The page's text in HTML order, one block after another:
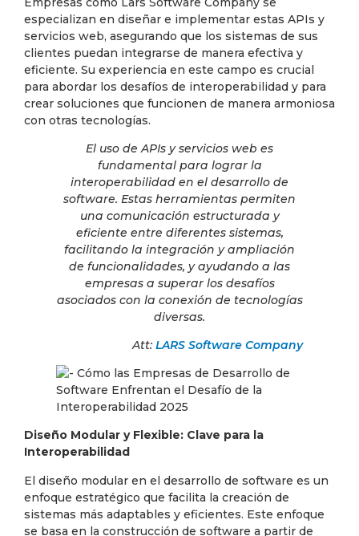
especializan en diseñar e implementar estas APIs y
servicios web, asegurando que los sistemas de sus
clientes puedan integrarse de manera efectiva y
eficiente. Su experiencia en este campo es crucial
para abordar los desafíos de interoperabilidad y para
crear soluciones que funcionen de manera armoniosa
con otras tecnologías.
El uso de APIs y servicios web es
fundamental para lograr la
interoperabilidad en el desarrollo de
software. Estas herramientas permiten
una comunicación estructurada y
eficiente entre diferentes sistemas,
facilitando la integración y ampliación
de funcionalidades, y ayudando a las
empresas a superar los desafíos
asociados con la conexión de tecnologías
diversas.
Att: LARS Software Company
Diseño Modular y Flexible: Clave para la
Interoperabilidad
El diseño modular en el desarrollo de software es un
enfoque estratégico que facilita la creación de
sistemas más adaptables y eficientes. Este enfoque
se basa en la construcción de software a partir de